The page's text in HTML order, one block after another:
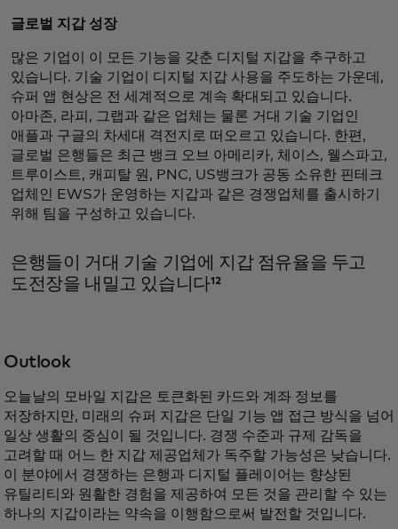
글로벌 지갑 성장
많은 기업이 이 모든 기능을 갖춘 디지털 지갑을 추구하고
있습니다. 기술 기업이 디지털 지갑 사용을 주도하는 가운데,
슈퍼 앱 현상은 전 세계적으로 계속 확대되고 있습니다.
아마존, 라피, 그랩과 같은 업체는 물론 거대 기술 기업인
애플과 구글의 차세대 격전지로 떠오르고 있습니다. 한편,
글로벌 은행들은 최근 뱅크 오브 아메리카, 체이스, 웰스파고,
트루이스트, 캐피탈 원, PNC, US뱅크가 공동 소유한 핀테크
업체인 EWS가 운영하는 지갑과 같은 경쟁업체를 출시하기
위해 팀을 구성하고 있습니다.
은행들이 거대 기술 기업에 지갑 점유율을 두고
도전장을 내밀고 있습니다¹²
Outlook
오늘날의 모바일 지갑은 토큰화된 카드와 계좌 정보를
저장하지만, 미래의 슈퍼 지갑은 단일 기능 앱 접근 방식을 넘어
일상 생활의 중심이 될 것입니다. 경쟁 수준과 규제 감독을
고려할 때 어느 한 지갑 제공업체가 독주할 가능성은 낮습니다.
이 분야에서 경쟁하는 은행과 디지털 플레이어는 향상된
유틸리티와 원활한 경험을 제공하여 모든 것을 관리할 수 있는
하나의 지갑이라는 약속을 이행함으로써 발전할 것입니다.